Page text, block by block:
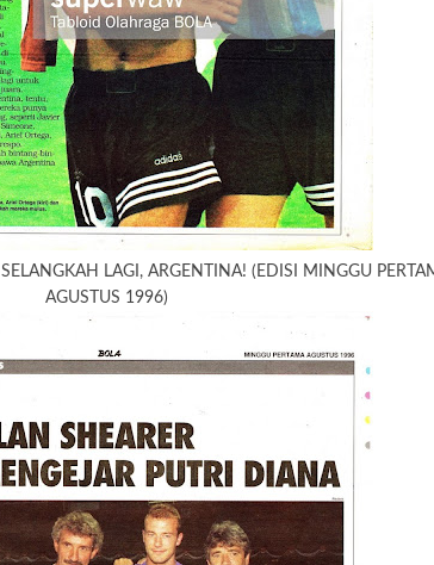
SELANGKAH LAGI, ARGENTINA! (EDISI MINGGU
AGUSTUS 1996)